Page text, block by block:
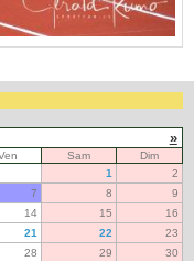
»
Sam
Dim
1
2
7 8
9
14 15
16
21 22
23
28 29
30